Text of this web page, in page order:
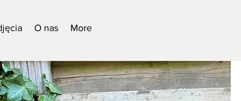
O nas More